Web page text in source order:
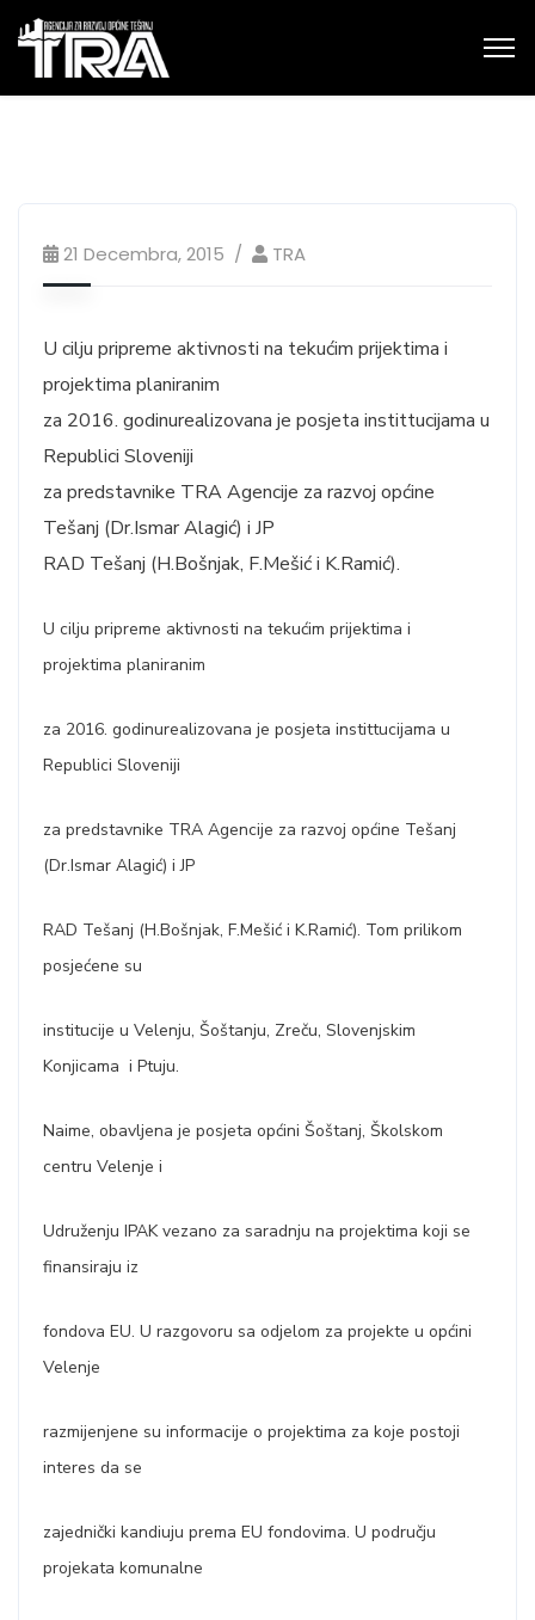
21 Decembra, 2015 TRA
U cilju pripreme aktivnosti na tekućim prijektima i
projektima planiranim
za 2016. godinurealizovana je posjeta instittucijama u
Republici Sloveniji
za predstavnike TRA Agencije za razvoj općine
Tešanj (Dr.Ismar Alagić) i JP
RAD Tešanj (H.Bošnjak, F.Mešić i K.Ramić).
U cilju pripreme aktivnosti na tekućim prijektima i
projektima planiranim
za 2016. godinurealizovana je posjeta instittucijama u
Republici Sloveniji
za predstavnike TRA Agencije za razvoj općine Tešanj
(Dr.Ismar Alagić) i JP
RAD Tešanj (H.Bošnjak, F.Mešić i K.Ramić). Tom prilikom
posjećene su
institucije u Velenju, Šoštanju, Zreču, Slovenjskim
Konjicama i Ptuju.
Naime, obavljena je posjeta općini Šoštanj, Školskom
centru Velenje i
Udruženju IPAK vezano za saradnju na projektima koji se
finansiraju iz
fondova EU. U razgovoru sa odjelom za projekte u općini
Velenje
razmijenjene su informacije o projektima za koje postoji
interes da se
zajednički kandiuju prema EU fondovima. U području
projekata komunalne